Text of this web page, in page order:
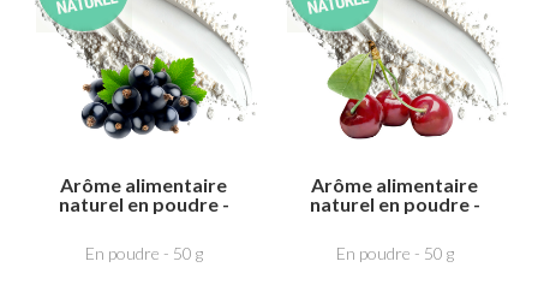
Arôme alimentaire
naturel en poudre -
En poudre - 50 g
Arôme alimentaire
naturel en poudre -
En poudre - 50 g